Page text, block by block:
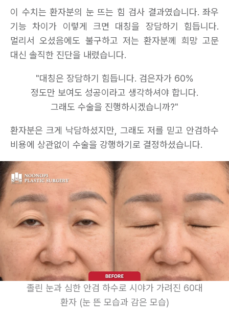
이 수치는 환자분의 눈 뜨는 힘 검사 결과였습니다. 좌우
기능 차이가 이렇게 크면 대칭을 장담하기 힘듭니다.
멀리서 오셨음에도 불구하고 저는 환자분께 희망 고문
대신 솔직한 진단을 내렸습니다.
"대칭은 장담하기 힘듭니다. 검은자가 60%
정도만 보여도 성공이라고 생각하셔야 합니다.
그래도 수술을 진행하시겠습니까?"
환자분은 크게 낙담하셨지만, 그래도 저를 믿고 안검하수
비용에 상관없이 수술을 강행하기로 결정하셨습니다.
졸린 눈과 심한 안검 하수로 시야가 가려진 60대
환자 (눈 뜬 모습과 감은 모습)